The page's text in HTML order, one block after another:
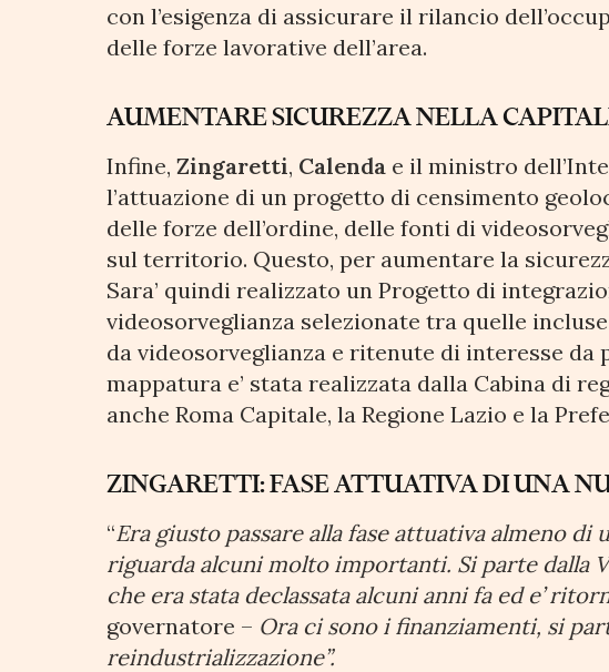
con l’esigenza di assicurare il rilancio
delle forze lavorative dell’area.
AUMENTARE SICUREZZA NELLA
Infine,Zingaretti, Calenda e il ministro
l’attuazione di un progetto di censimento
delle forze dell’ordine, delle fonti di
sul territorio. Questo, per aumentare la
Sara’ quindi realizzato un Progetto di
videosorveglianza selezionate tra quelle
da videosorveglianza e ritenute di interesse da
mappatura e’ stata realizzata dalla Cabina di
anche Roma Capitale, la Regione Lazio e la
ZINGARETTI: FASE ATTUATIVA DI UNA
“Era giusto passare alla fase attuativa almeno
riguarda alcuni molto importanti. Si parte dalla
che era stata declassata alcuni anni fa ed e’
governatore – Ora ci sono i finanziamenti, si
reindustrializzazione”.